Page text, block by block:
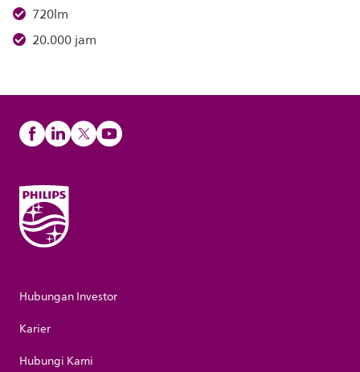
720lm
20.000 jam
Hubungan Investor
Karier
Hubungi Kami